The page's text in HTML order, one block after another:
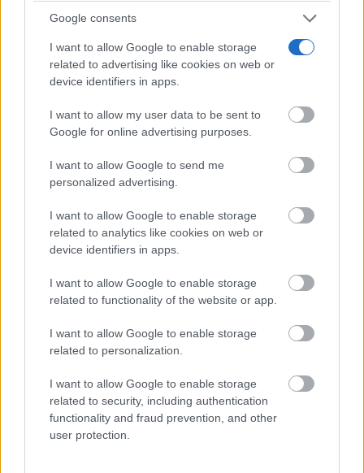
Google consents
I want to allow Google to enable storage
related to advertising like cookies on web or
device identifiers in apps.
I want to allow my user data to be sent to
Google for online advertising purposes.
I want to allow Google to send me
personalized advertising.
I want to allow Google to enable storage
related to analytics like cookies on web or
device identifiers in apps.
I want to allow Google to enable storage
related to functionality of the website or app.
I want to allow Google to enable storage
related to personalization.
I want to allow Google to enable storage
related to security, including authentication
functionality and fraud prevention, and other
user protection.
¿Sabías que existen?
Estas criaturas existen y parecen sacadas de otro
planeta